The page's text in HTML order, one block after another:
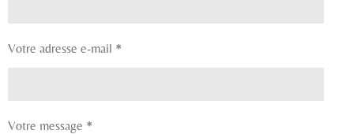
Votre adresse e-mail *
Votre message *